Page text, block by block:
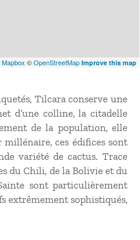
Mapbox ©OpenStreetMap Improve this map
Tilcara conserve une
d’une colline, la citadelle
de la population, elle
ces édifices sont
variété de cactus. Trace
du Chili, de la Bolivie et du
sont particulièrement
extrêmement sophistiqués,